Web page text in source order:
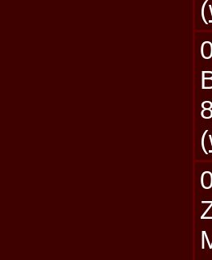
(
(